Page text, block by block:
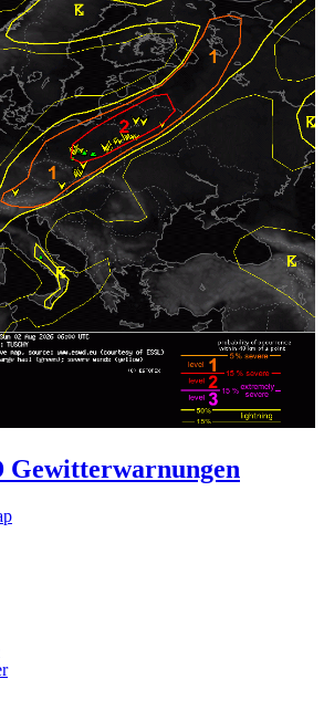
Gewitterwarnungen